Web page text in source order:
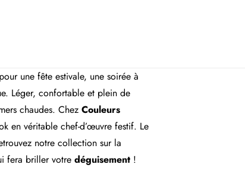
une fête estivale, une soirée à
Léger, confortable et plein de
chaudes. Chez Couleurs
en véritable chef-d’œuvre festif. Le
notre collection sur la
fera briller votre déguisement!